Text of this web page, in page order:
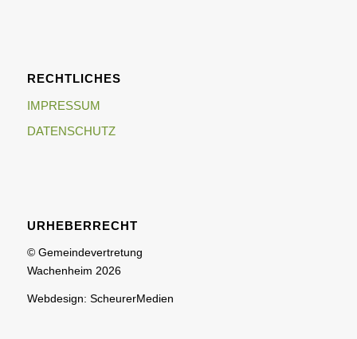
RECHTLICHES
IMPRESSUM
DATENSCHUTZ
URHEBERRECHT
© Gemeindevertretung
Wachenheim 2026
Webdesign: ScheurerMedien